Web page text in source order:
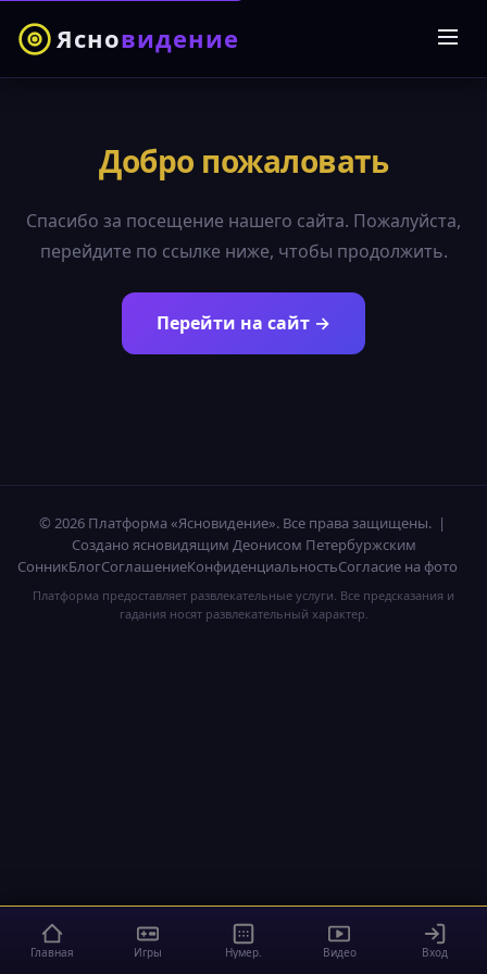
Ясновидение
Добро пожаловать
Спасибо за посещение нашего сайта. Пожалуйста,
перейдите по ссылке ниже, чтобы продолжить.
Перейти на сайт →
© 2026 Платформа «Ясновидение». Все права защищены. |
Создано ясновидящим Деонисом Петербуржским
СонникБлогСоглашениеКонфиденциальностьСогласие на фото
Платформа предоставляет развлекательные услуги. Все предсказания и
гадания носят развлекательный характер.
Главная Игры Нумер. Видео Вход